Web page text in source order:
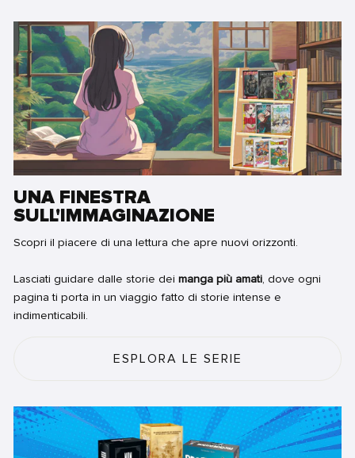
UNA FINESTRA
SULL'IMMAGINAZIONE
Scopri il piacere di una lettura che apre nuovi orizzonti.
Lasciati guidare dalle storie dei manga più amati, dove ogni
pagina ti porta in un viaggio fatto di storie intense e
indimenticabili.
ESPLORA LE SERIE